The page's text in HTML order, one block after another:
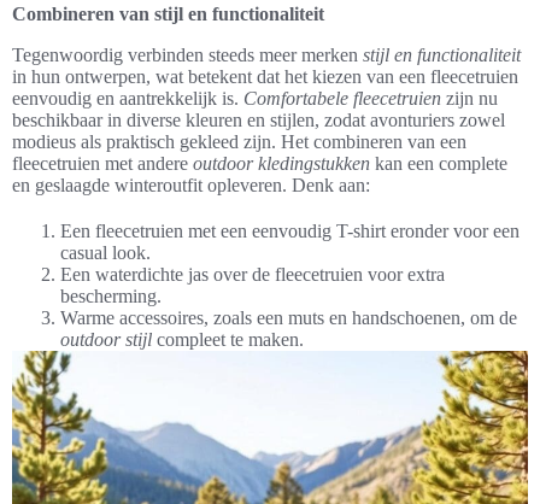
Combineren van stijl en functionaliteit
Tegenwoordig verbinden steeds meer merken stijl en functionaliteit
in hun ontwerpen, wat betekent dat het kiezen van een fleecetruien
eenvoudig en aantrekkelijk is. Comfortabele fleecetruien zijn nu
beschikbaar in diverse kleuren en stijlen, zodat avonturiers zowel
modieus als praktisch gekleed zijn. Het combineren van een
fleecetruien met andere outdoor kledingstukken kan een complete
en geslaagde winteroutfit opleveren. Denk aan:
Een fleecetruien met een eenvoudig T-shirt eronder voor een
casual look.
Een waterdichte jas over de fleecetruien voor extra
bescherming.
Warme accessoires, zoals een muts en handschoenen, om de
outdoor stijl compleet te maken.